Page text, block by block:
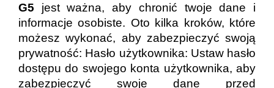
G5 jest ważna, aby chronić twoje dane i
informacje osobiste. Oto kilka kroków, które
możesz wykonać, aby zabezpieczyć swoją
prywatność: Hasło użytkownika: Ustaw hasło
dostępu do swojego konta użytkownika, aby
zabezpieczyć swoje dane przed